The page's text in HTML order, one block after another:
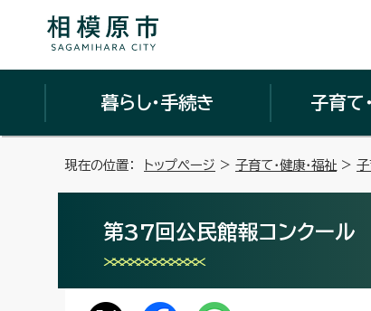
暮らし・手続き 子育て
現在の位置： トップページ > 子育て・健康・福祉 > 子
第37回公民館報コンクール